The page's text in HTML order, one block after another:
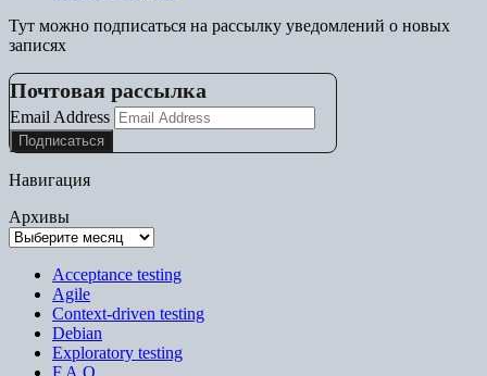
Тут можно подписаться на рассылку уведомлений о новых
записях
Почтовая рассылка
Email Address
Навигация
Архивы
Acceptance testing
Agile
Context-driven testing
Debian
Exploratory testing